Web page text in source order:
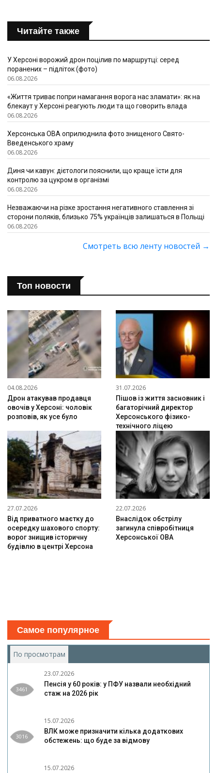
Читайте также
У Херсоні ворожий дрон поцілив по маршрутці: серед
поранених – підліток (фото)
06.08.2026
«Життя триває попри намагання ворога нас зламати»: як на
блекаут у Херсоні реагують люди та що говорить влада
06.08.2026
Херсонська ОВА оприлюднила фото знищеного Свято-
Введенського храму
06.08.2026
Диня чи кавун: дієтологи пояснили, що краще їсти для
контролю за цукром в організмі
06.08.2026
Незважаючи на різке зростання негативного ставлення зі
сторони поляків, близько 75% українців залишаться в Польщі
06.08.2026
Смотреть всю ленту новостей →
Топ новости
04.08.2026
Дрон атакував продавця
овочів у Херсоні: чоловік
розповів, як усе було
31.07.2026
Пішов із життя засновник і
багаторічний директор
Херсонського фізико-
технічного ліцею
27.07.2026
Від приватного маєтку до
осередку шахового спорту:
ворог знищив історичну
будівлю в центрі Херсона
22.07.2026
Внаслідок обстрілу
загинула співробітниця
Херсонської ОВА
Самое популярное
По просмотрам
3461
23.07.2026
Пенсія у 60 років: у ПФУ назвали необхідний
стаж на 2026 рік
3016
15.07.2026
ВЛК може призначити кілька додаткових
обстежень: що буде за відмову
15.07.2026